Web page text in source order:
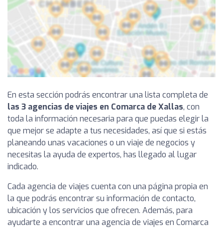
En esta sección podrás encontrar una lista completa de
las 3 agencias de viajes en Comarca de Xallas, con
toda la información necesaria para que puedas elegir la
que mejor se adapte a tus necesidades, así que si estás
planeando unas vacaciones o un viaje de negocios y
necesitas la ayuda de expertos, has llegado al lugar
indicado.
Cada agencia de viajes cuenta con una página propia en
la que podrás encontrar su información de contacto,
ubicación y los servicios que ofrecen. Además, para
ayudarte a encontrar una agencia de viajes en Comarca